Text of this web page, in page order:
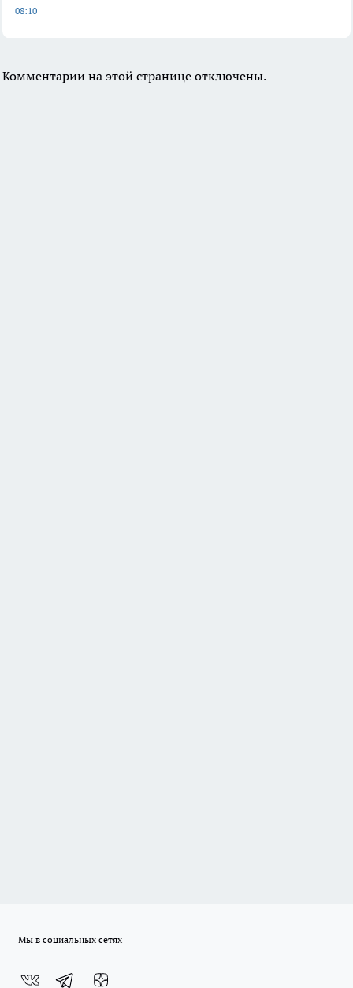
08:10
Комментарии на этой странице отключены.
Мы в социальных сетях